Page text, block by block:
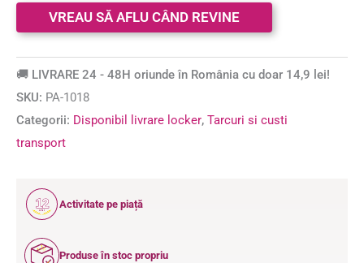
🚚 LIVRARE 24 - 48H oriunde în România cu doar 14,9 lei!
SKU: PA-1018
Categorii: Disponibil livrare locker, Tarcuri si custi
transport
12
ANI
Activitate pe piață
Produse în stoc propriu